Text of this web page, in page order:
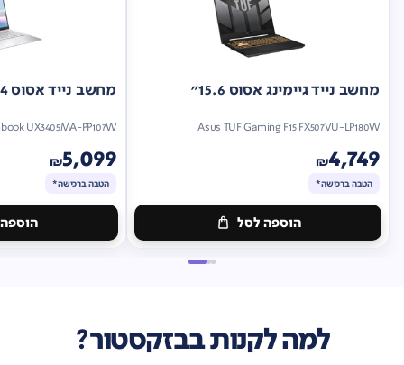
מחשב נייד גיימינג אסוס 15.6"
Asus TUF Gaming F15 FX507VU-LP180W
₪4,749
הטבה ברכישה*
הוספה לסל
מחשב נייד אסוס 14"
UX3405MA-PP107W
₪5,099
הטבה ברכישה*
למה לקנות בבזקסטור?